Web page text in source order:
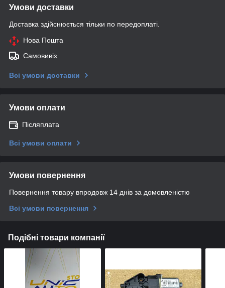
Умови доставки
Доставка здійснюється тільки по передоплаті.
Нова Пошта
Самовивіз
Всі умови доставки
Умови оплати
Післяплата
Всі умови оплати
Умови повернення
Повернення товару впродовж 14 днів за домовленістю
Всі умови повернення
Подібні товари компанії